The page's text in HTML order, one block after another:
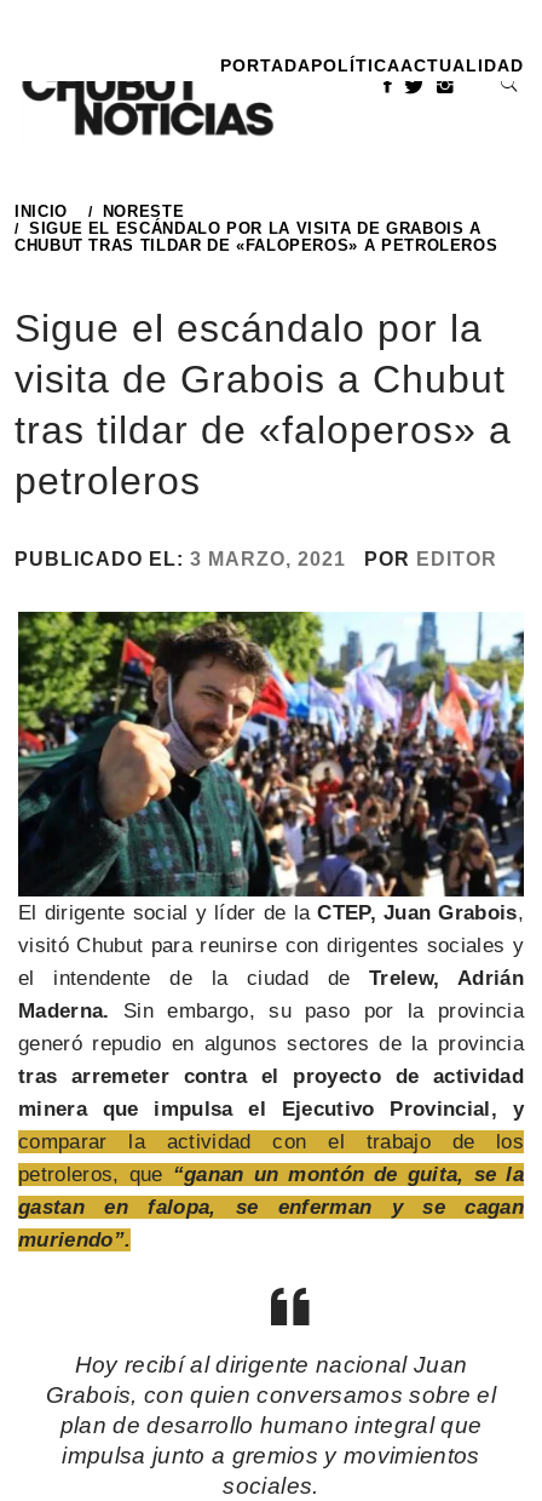
contenido
PORTADAPOLÍTICAACTUALIDAD
INICIO
NORESTE
SIGUE EL ESCÁNDALO POR LA VISITA DE GRABOIS A
CHUBUT TRAS TILDAR DE «FALOPEROS» A PETROLEROS
Sigue el escándalo por la
visita de Grabois a Chubut
tras tildar de «faloperos» a
petroleros
PUBLICADO EL: 3 MARZO, 2021 POR EDITOR
El dirigente social y líder de laCTEP, Juan Grabois,
visitó Chubut para reunirse con dirigentes sociales y
el intendente de la ciudad de Trelew, Adrián
Maderna. Sin embargo, su paso por la provincia
generó repudio en algunos sectores de la provincia
tras arremeter contra el proyecto de actividad
minera que impulsa el Ejecutivo Provincial, y
comparar la actividad con el trabajo de los
petroleros, que “ganan un montón de guita, se la
gastan en falopa, se enferman y se cagan
muriendo”.
Hoy recibí al dirigente nacional Juan
Grabois, con quien conversamos sobre el
plan de desarrollo humano integral que
impulsa junto a gremios y movimientos
sociales.